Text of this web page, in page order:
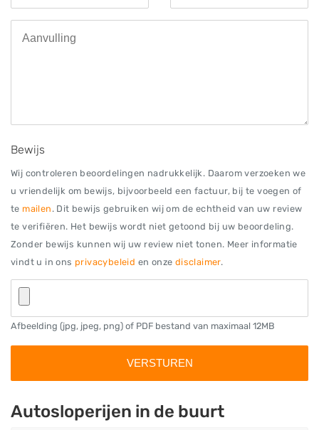
Bewijs
Wij controleren beoordelingen nadrukkelijk. Daarom verzoeken we
u vriendelijk om bewijs, bijvoorbeeld een factuur, bij te voegen of
te mailen . Dit bewijs gebruiken wij om de echtheid van uw review
te verifiëren. Het bewijs wordt niet getoond bij uw beoordeling.
Zonder bewijs kunnen wij uw review niet tonen. Meer informatie
vindt u in ons privacybeleid en onze disclaimer.
Afbeelding (jpg, jpeg, png) of PDF bestand van maximaal 12MB
Autosloperijen in de buurt